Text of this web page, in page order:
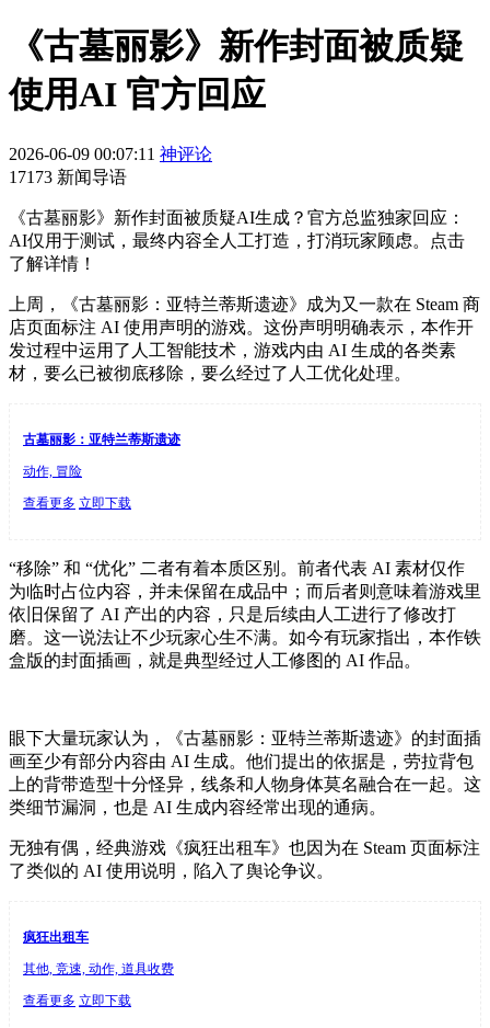
《古墓丽影》新作封面被质疑
使用AI 官方回应
2026-06-09 00:07:11 神评论
17173 新闻导语
《古墓丽影》新作封面被质疑AI生成？官方总监独家回应：
AI仅用于测试，最终内容全人工打造，打消玩家顾虑。点击
了解详情！
上周，《古墓丽影：亚特兰蒂斯遗迹》成为又一款在 Steam 商
店页面标注 AI 使用声明的游戏。这份声明明确表示，本作开
发过程中运用了人工智能技术，游戏内由 AI 生成的各类素
材，要么已被彻底移除，要么经过了人工优化处理。
古墓丽影：亚特兰蒂斯遗迹
动作, 冒险
查看更多 立即下载
“移除” 和 “优化” 二者有着本质区别。前者代表 AI 素材仅作
为临时占位内容，并未保留在成品中；而后者则意味着游戏里
依旧保留了 AI 产出的内容，只是后续由人工进行了修改打
磨。这一说法让不少玩家心生不满。如今有玩家指出，本作铁
盒版的封面插画，就是典型经过人工修图的 AI 作品。
眼下大量玩家认为，《古墓丽影：亚特兰蒂斯遗迹》的封面插
画至少有部分内容由 AI 生成。他们提出的依据是，劳拉背包
上的背带造型十分怪异，线条和人物身体莫名融合在一起。这
类细节漏洞，也是 AI 生成内容经常出现的通病。
无独有偶，经典游戏《疯狂出租车》也因为在 Steam 页面标注
了类似的 AI 使用说明，陷入了舆论争议。
疯狂出租车
其他, 竞速, 动作, 道具收费
查看更多 立即下载